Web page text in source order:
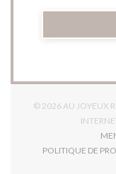
© 2026 AU JOYEUX
POLITIQUE DE